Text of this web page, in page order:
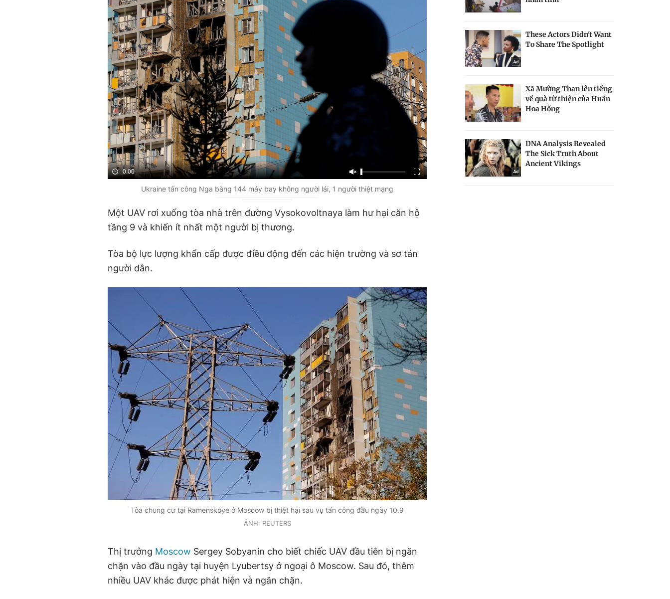
0:00
Ukraine tấn công Nga bằng 144 máy bay không người lái, 1 người thiệt mạng
Một UAV rơi xuống tòa nhà trên đường Vysokovoltnaya làm hư hại căn hộ
tầng 9 và khiến ít nhất một người bị thương.
Tòa bộ lực lượng khẩn cấp được điều động đến các hiện trường và sơ tán
người dân.
Tòa chung cư tại Ramenskoye ở Moscow bị thiệt hại sau vụ tấn công đầu ngày 10.9
ẢNH: REUTERS
Thị trưởng Moscow Sergey Sobyanin cho biết chiếc UAV đầu tiên bị ngăn
chặn vào đầu ngày tại huyện Lyubertsy ở ngoại ô Moscow. Sau đó, thêm
nhiều UAV khác được phát hiện và ngăn chặn.